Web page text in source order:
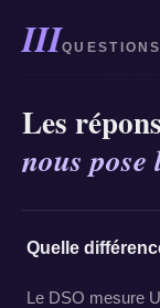
III
Les
nous pose
Quelle
Le DSO mesure